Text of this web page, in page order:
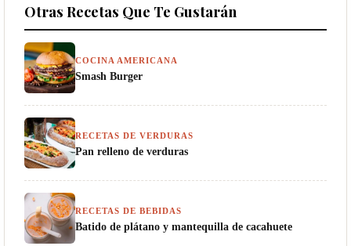
Otras Recetas Que Te Gustarán
COCINA AMERICANA
Smash Burger
RECETAS DE VERDURAS
Pan relleno de verduras
RECETAS DE BEBIDAS
Batido de plátano y mantequilla de cacahuete